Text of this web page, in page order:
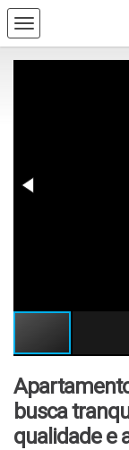
busca
qualidade e